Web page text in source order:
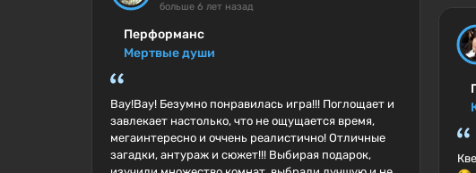
больше 6 лет назад
Перформанс
Мертвые души
Вау!Вау! Безумно понравилась игра!!! Поглощает и
завлекает настолько, что не ощущается время,
мегаинтересно и оччень реалистично! Отличные
загадки, антураж и сюжет!!! Выбирая подарок,